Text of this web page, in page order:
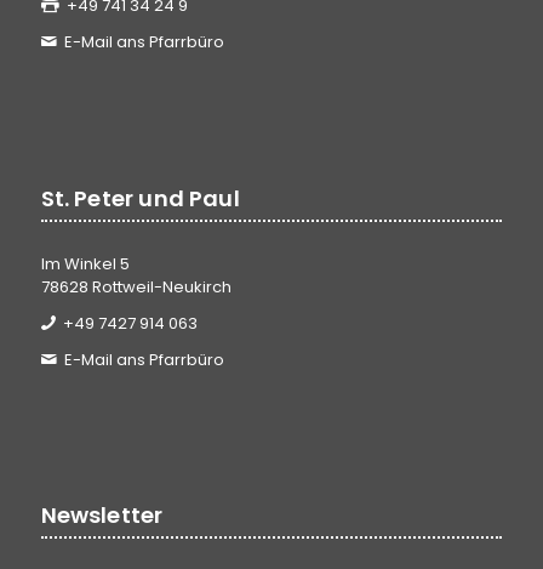
+49 741 34 24 9
E-Mail ans Pfarrbüro
St. Peter und Paul
Im Winkel 5
78628 Rottweil-Neukirch
+49 7427 914 063
E-Mail ans Pfarrbüro
Newsletter